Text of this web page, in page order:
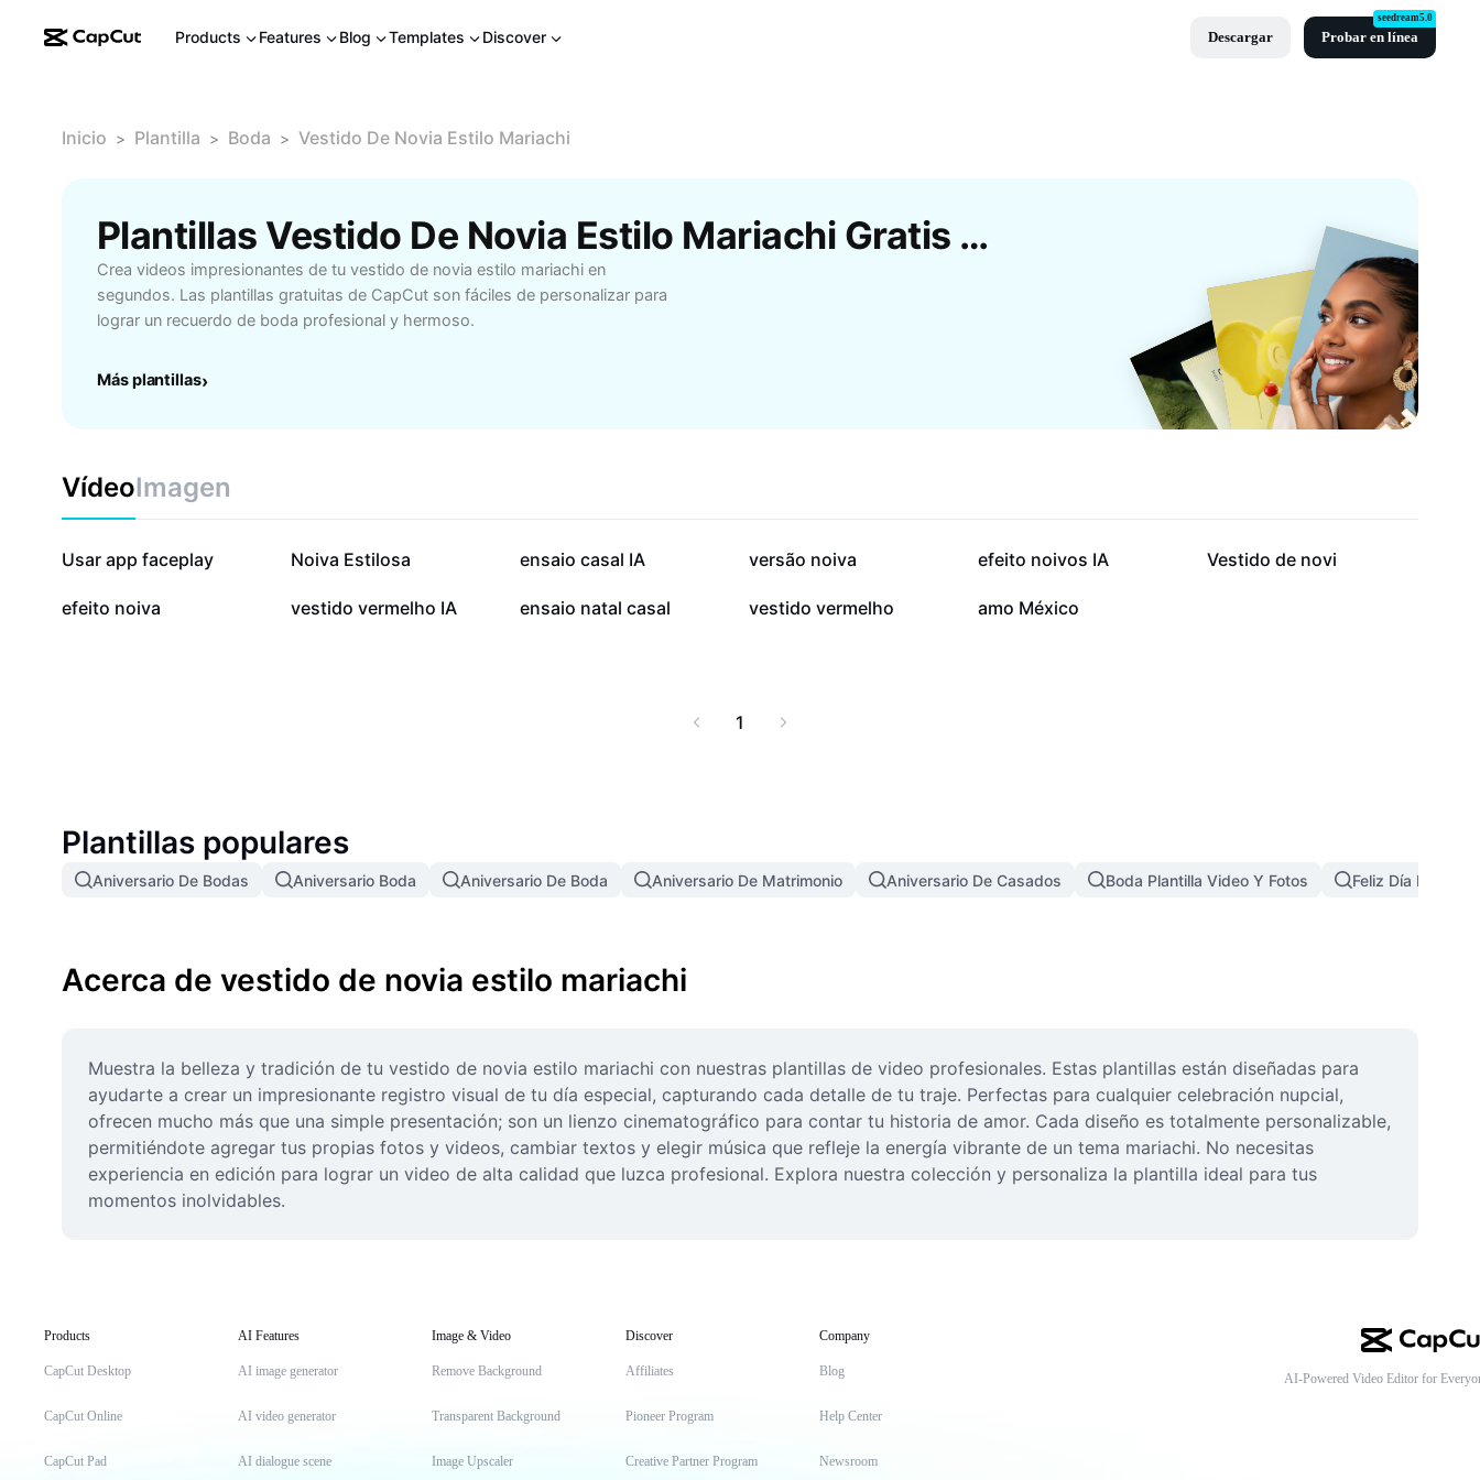
Products Features Blog Templates Discover Descargar Probar en línea
seedream5.0
Inicio > Plantilla > Boda > Vestido De Novia Estilo Mariachi
Plantillas Vestido De Novia Estilo Mariachi Gratis De CapCut
Crea videos impresionantes de tu vestido de novia estilo mariachi en
segundos. Las plantillas gratuitas de CapCut son fáciles de personalizar para
lograr un recuerdo de boda profesional y hermoso.
Más plantillas›
VídeoImagen
341,1 mil
Usar app faceplay 223,7 mil
Noiva Estilosa 40,6 mil
ensaio casal IA 31 mil
versão noiva 19,7 mil
efeito noivos IA 19,3 mil
Vestido de novi
14,3 mil
efeito noiva 11,8 mil
vestido vermelho IA 4,7 mil
ensaio natal casal 2,5 mil
vestido vermelho 1,9 mil
amo México
1
Plantillas populares
Aniversario De Bodas Aniversario Boda Aniversario De Boda Aniversario De Matrimonio Aniversario De Casados Boda Plantilla Video Y Fotos Feliz Día De La
Acerca de vestido de novia estilo mariachi
Muestra la belleza y tradición de tu vestido de novia estilo mariachi con nuestras plantillas de video profesionales. Estas plantillas están diseñadas para
ayudarte a crear un impresionante registro visual de tu día especial, capturando cada detalle de tu traje. Perfectas para cualquier celebración nupcial,
ofrecen mucho más que una simple presentación; son un lienzo cinematográfico para contar tu historia de amor. Cada diseño es totalmente personalizable,
permitiéndote agregar tus propias fotos y videos, cambiar textos y elegir música que refleje la energía vibrante de un tema mariachi. No necesitas
experiencia en edición para lograr un video de alta calidad que luzca profesional. Explora nuestra colección y personaliza la plantilla ideal para tus
momentos inolvidables.
Products
CapCut Desktop
CapCut Online
CapCut Pad
AI Features
AI image generator
AI video generator
AI dialogue scene
Image & Video
Remove Background
Transparent Background
Image Upscaler
Discover
Affiliates
Pioneer Program
Creative Partner Program
Company
Blog
Help Center
Newsroom
AI-Powered Video Editor for